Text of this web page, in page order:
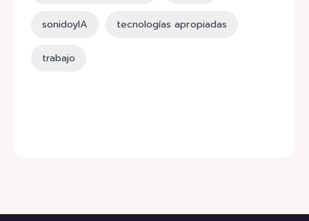
sonidoyIA tecnologías apropiadas
trabajo